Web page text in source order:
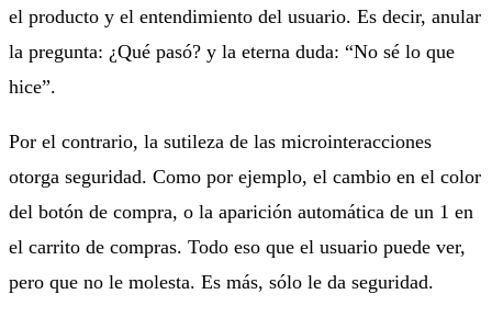
el producto y el entendimiento del usuario. Es decir, anular
la pregunta: ¿Qué pasó? y la eterna duda: “No sé lo que
hice”.
Por el contrario, la sutileza de las microinteracciones
otorga seguridad. Como por ejemplo, el cambio en el color
del botón de compra, o la aparición automática de un 1 en
el carrito de compras. Todo eso que el usuario puede ver,
pero que no le molesta. Es más, sólo le da seguridad.